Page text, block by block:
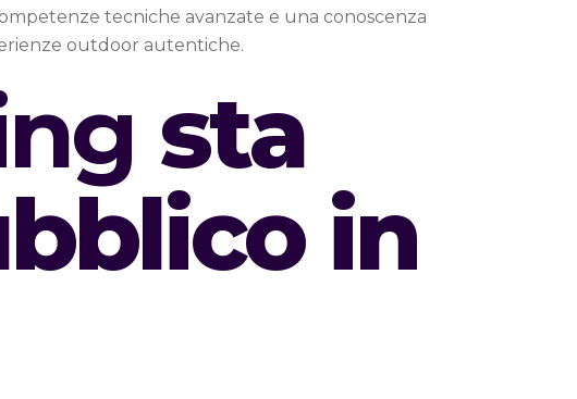
tecniche avanzate e una conoscenza
outdoor autentiche.
sta
in